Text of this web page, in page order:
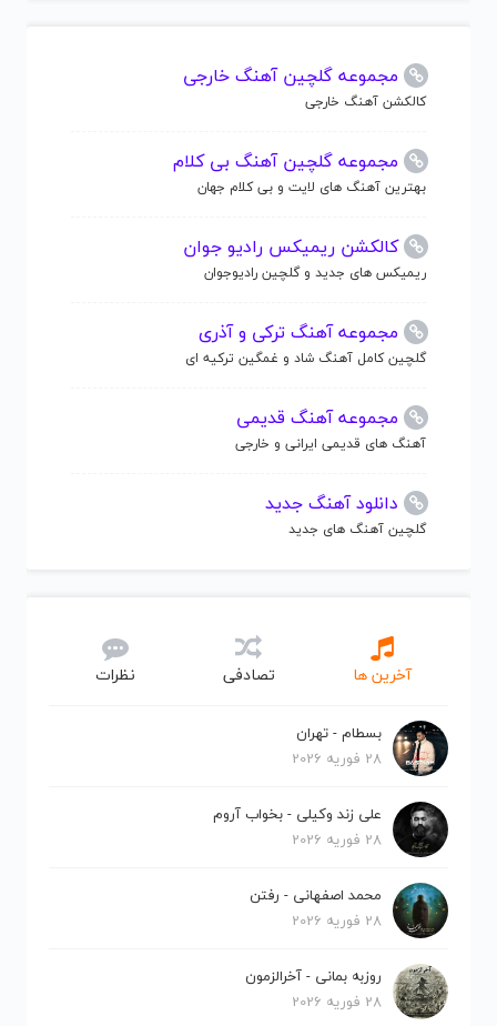
مجموعه گلچین آهنگ خارجی
کالکشن آهنگ خارجی
مجموعه گلچین آهنگ بی کلام
بهترین آهنگ های لایت و بی کلام جهان
کالکشن ریمیکس رادیو جوان
ریمیکس های جدید و گلچین رادیوجوان
مجموعه آهنگ ترکی و آذری
گلچین کامل آهنگ شاد و غمگین ترکیه ای
مجموعه آهنگ قدیمی
آهنگ های قدیمی ایرانی و خارجی
دانلود آهنگ جدید
گلچین آهنگ های جدید
آخرین ها تصادفی نظرات
بسطام - تهران
28 فوریه 2026
علی زند وکیلی - بخواب آروم
28 فوریه 2026
محمد اصفهانی - رفتن
28 فوریه 2026
روزبه بمانی - آخرالزمون
28 فوریه 2026